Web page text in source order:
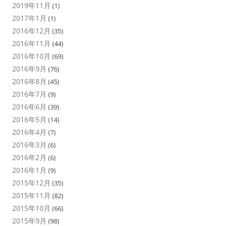
2019年11月 (1)
2017年1月 (1)
2016年12月 (35)
2016年11月 (44)
2016年10月 (69)
2016年9月 (76)
2016年8月 (45)
2016年7月 (9)
2016年6月 (39)
2016年5月 (14)
2016年4月 (7)
2016年3月 (6)
2016年2月 (6)
2016年1月 (9)
2015年12月 (35)
2015年11月 (82)
2015年10月 (66)
2015年9月 (98)